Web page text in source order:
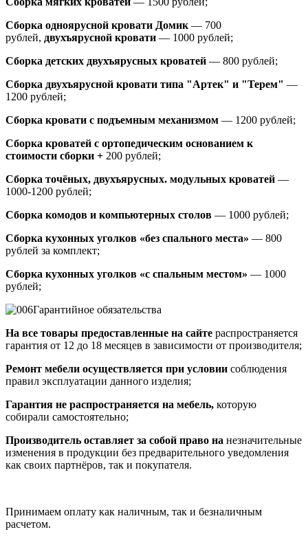
Сборка одноярусной кровати Домик — 700
рублей, двухъярусной кровати — 1000 рублей;
Сборка детских двухъярусных кроватей — 800 рублей;
Сборка двухъярусной кровати типа "Артек" и "Терем" —
1200 рублей;
Сборка кровати с подъемным механизмом — 1200 рублей;
Сборка кроватей с ортопедическим основанием к
стоимости сборки + 200 рублей;
Сборка точёных, двухъярусных. модульных кроватей —
1000-1200 рублей;
Сборка комодов и компьютерных столов — 1000 рублей;
Сборка кухонных уголков «без спального места» — 800
рублей за комплект;
Сборка кухонных уголков «с спальным местом» — 1000
рублей;
Гарантийное обязательства
На все товары предоставленные на сайте распространяется
гарантия от 12 до 18 месяцев в зависимости от производителя;
Ремонт мебели осуществляется при условии соблюдения
правил эксплуатации данного изделия;
Гарантия не распространяется на мебель, которую
собирали самостоятельно;
Производитель оставляет за собой право на незначительные
изменения в продукции без предварительного уведомления
как своих партнёров, так и покупателя.
Принимаем оплату как наличным, так и безналичным
расчетом.